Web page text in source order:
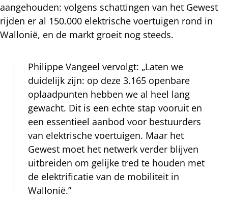
aangehouden: volgens schattingen van het Gewest
rijden er al 150.000 elektrische voertuigen rond in
Wallonië, en de markt groeit nog steeds.
Philippe Vangeel vervolgt: „Laten we
duidelijk zijn: op deze 3.165 openbare
oplaadpunten hebben we al heel lang
gewacht. Dit is een echte stap vooruit en
een essentieel aanbod voor bestuurders
van elektrische voertuigen. Maar het
Gewest moet het netwerk verder blijven
uitbreiden om gelijke tred te houden met
de elektrificatie van de mobiliteit in
Wallonië.”